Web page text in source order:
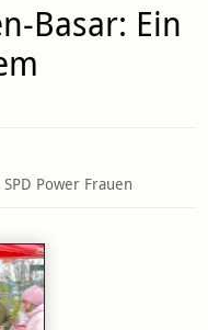
Basar: Ein
SPD Power Frauen